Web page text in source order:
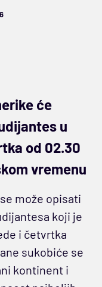
će
u
od 02.30
vremenu
može opisati
koji je
i četvrtka
sukobiće se
kontinent i